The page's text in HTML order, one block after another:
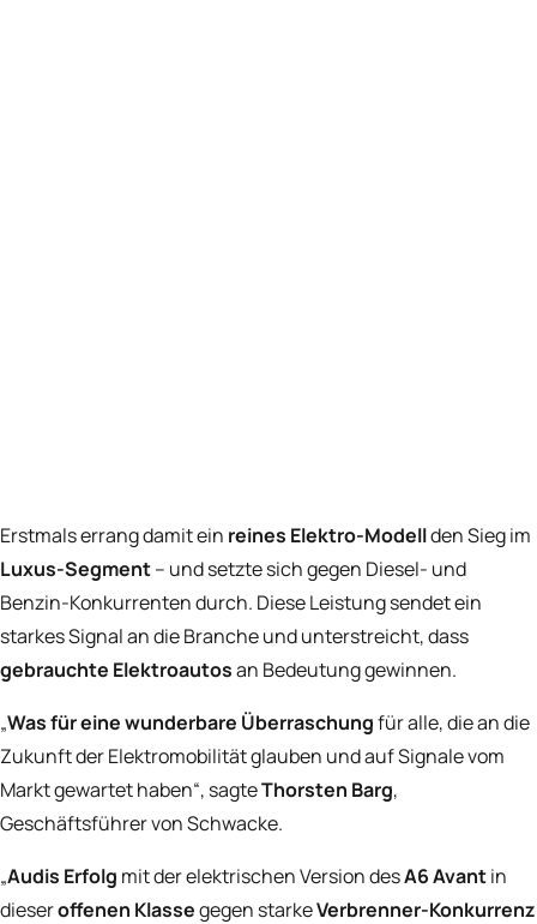
Erstmals errang damit ein reines Elektro-Modellden Sieg im
Luxus-Segment– und setzte sich gegen Diesel- und
Benzin-Konkurrenten durch. Diese Leistung sendet ein
starkes Signal an die Branche und unterstreicht, dass
gebrauchte Elektroautosan Bedeutung gewinnen.
„Was für eine wunderbare Überraschungfür alle, die an die
Zukunft der Elektromobilität glauben und auf Signale vom
Markt gewartet haben“, sagteThorsten Barg,
Geschäftsführer von Schwacke.
„Audis Erfolg mit der elektrischen Version desA6 Avantin
dieseroffenen Klassegegen starkeVerbrenner-Konkurrenz